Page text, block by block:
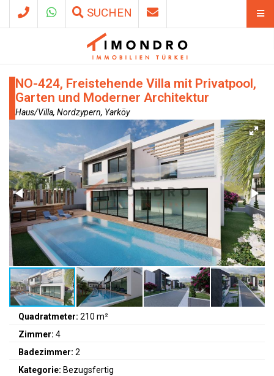
SUCHEN
NO-424, Freistehende Villa mit Privatpool,
Garten und Moderner Architektur
Haus/Villa, Nordzypern, Yarköy
Quadratmeter: 210 m²
Zimmer: 4
Badezimmer: 2
Kategorie: Bezugsfertig